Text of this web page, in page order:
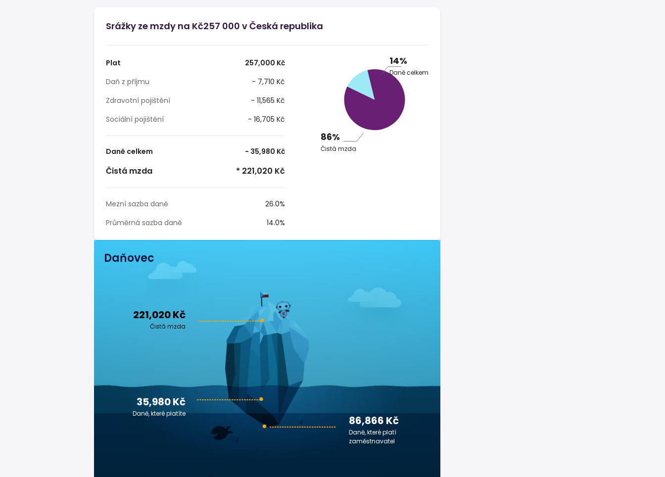
Srážky ze mzdy na Kč257 000 v Česká republika
Plat
257,000 Kč
Daň z příjmu
- 7,710 Kč
Zdravotní pojištění
- 11,565 Kč
Sociální pojištění
- 16,705 Kč
Daně celkem - 35,980 Kč
Čistá mzda * 221,020 Kč
Mezní sazba daně
26.0%
Průměrná sazba daně
14.0%
14%
Daně celkem
86%
Čistá mzda
Daňovec
221,020 Kč
Čistá mzda
86,866 Kč
Daně, které platí
zaměstnavatel
35,980 Kč
Daně, které platíte